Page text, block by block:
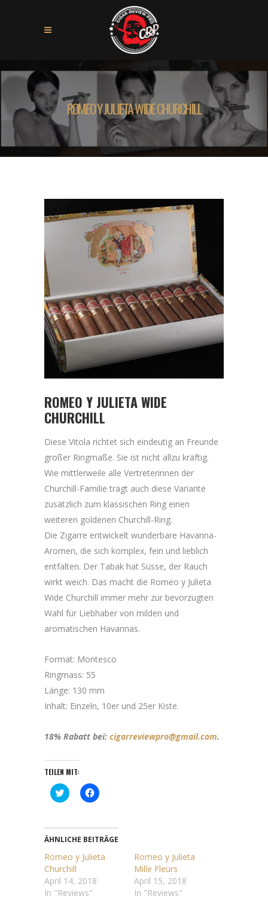
ROMEO Y JULIETA WIDE CHURCHILL
ROMEO Y JULIETA WIDE
CHURCHILL
Diese Vitola richtet sich eindeutig an Freunde
großer Ringmaße. Sie ist nicht allzu kräftig.
Wie mittlerweile alle Vertreterinnen der
Churchill-Familie trägt auch diese Variante
zusätzlich zum klassischen Ring einen
weiteren goldenen Churchill-Ring.
Die Zigarre entwickelt wunderbare Havanna-
Aromen, die sich komplex, fein und lieblich
entfalten. Der Tabak hat Süsse, der Rauch
wirkt weich. Das macht die Romeo y Julieta
Wide Churchill immer mehr zur bevorzugten
Wahl für Liebhaber von milden und
aromatischen Havannas.
Format: Montesco
Ringmass: 55
Länge: 130 mm
Inhalt: Einzeln, 10er und 25er Kiste.
18% Rabatt bei: cigarreviewpro@gmail.com.
TEILEN MIT:
Klick,
um
teilen
(Wird
in
neuem
Fenster
geöffnet)
Klick,
um
teilen
(Wird
in
neuem
Fenster
ÄHNLICHE BEITRÄGE
Romeo y Julieta
Churchill
April 14, 2018
In "Reviews"
Romeo y Julieta
Mille Fleurs
April 15, 2018
In "Reviews"